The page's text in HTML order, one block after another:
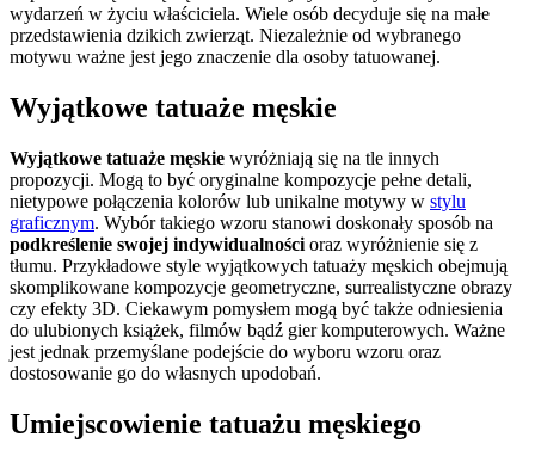
wydarzeń w życiu właściciela. Wiele osób decyduje się na małe
przedstawienia dzikich zwierząt. Niezależnie od wybranego
motywu ważne jest jego znaczenie dla osoby tatuowanej.
Wyjątkowe tatuaże męskie
Wyjątkowe tatuaże męskie wyróżniają się na tle innych
propozycji. Mogą to być oryginalne kompozycje pełne detali,
nietypowe połączenia kolorów lub unikalne motywy w stylu
graficznym. Wybór takiego wzoru stanowi doskonały sposób na
podkreślenie swojej indywidualności oraz wyróżnienie się z
tłumu. Przykładowe style wyjątkowych tatuaży męskich obejmują
skomplikowane kompozycje geometryczne, surrealistyczne obrazy
czy efekty 3D. Ciekawym pomysłem mogą być także odniesienia
do ulubionych książek, filmów bądź gier komputerowych. Ważne
jest jednak przemyślane podejście do wyboru wzoru oraz
dostosowanie go do własnych upodobań.
Umiejscowienie tatuażu męskiego